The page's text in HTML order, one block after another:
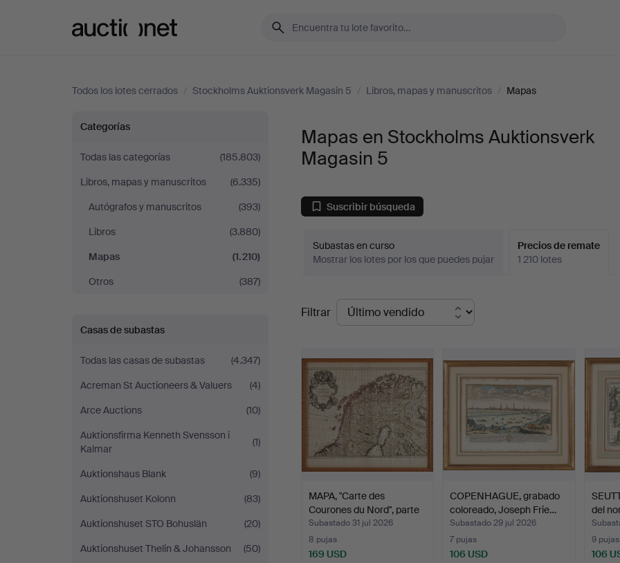
Todos los lotes cerrados / Stockholms Auktionsverk Magasin 5 / Libros, mapas y manuscritos / Mapas
Mapas
en
Stockholms
Auktionsverk
Magasin
Categorías
Todas las categorías
(185.803)
Libros, mapas y manuscritos
(6.335)
Autógrafos y manuscritos
(393)
Libros
(3.880)
Mapas
(1.210)
Otros
(387)
Casas de subastas
Todas las casas de subastas
(4.347)
Acreman St Auctioneers & Valuers
(4)
Arce Auctions
(10)
Auktionsfirma Kenneth Svensson i
Kalmar
(1)
Auktionshaus Blank
(9)
Auktionshuset Kolonn
(83)
Auktionshuset STO Bohuslän
(20)
Auktionshuset Thelin & Johansson
(50)
Mapas en Stockholms Auktionsverk
Magasin 5
Suscribir búsqueda
Subastas en curso
Mostrar los lotes por los que puedes pujar
Precios de remate
1 210 lotes
Precios
de
Filtrar
MAPA, "Carte des
Courones du Nord", parte
…
Subastado 31 jul 2026
8 pujas
169 USD
COPENHAGUE, grabado
coloreado, Joseph Frie…
Subastado 29 jul 2026
7 pujas
106 USD
del
9 pujas
106